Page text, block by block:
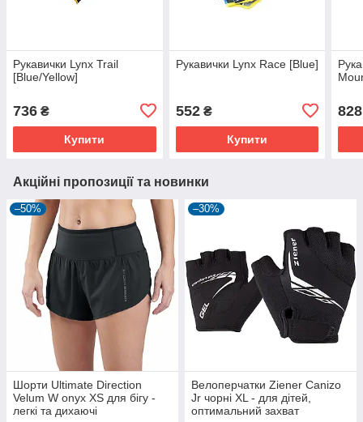
Рукавички Lynx Trail
[Blue/Yellow]
736 ₴
Купити
Рукавички Lynx Race [Blue]
552₴
Купити
828
Акційні пропозиції та новинки
–50%
Шорти Ultimate Direction
Velum W onyx XS для бігу -
легкі та дихаючі
–30%
Велоперчатки Ziener Canizo
Jr чорні XL - для дітей,
оптимальний захват